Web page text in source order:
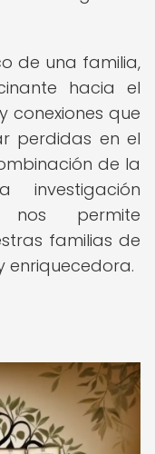
de una familia,
hacia el
conexiones que
perdidas en el
de la
nos permite
familias de
enriquecedora.